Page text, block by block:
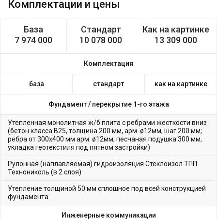
Комплектации и цены
База
7 974 000
Стандарт
10 078 000
Как на картинке
13 309 000
Комплектация
база стандарт как на картинке
Фундамент / перекрытие 1-го этажа
Утепленная монолитная ж/б плита с ребрами жесткости вниз
(бетон класса В25, толщина 200 мм, арм. ø12мм, шаг 200 мм;
ребра от 300х400 мм арм. ø12мм; песчаная подушка 300 мм,
укладка геотекстиля под пятном застройки)
Рулонная (наплавляемая) гидроизоляция Стеклоизол ТПП
Технониколь (в 2 слоя)
Утепление толщиной 50 мм сплошное под всей конструкцией
фундамента
Инженерные коммуникации